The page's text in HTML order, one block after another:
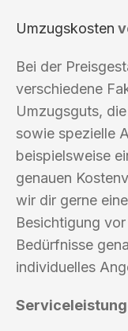
Umzugskosten
Bei der
verschiedene
Umzugsguts,
sowie spezielle
beispielsweise
genauen
wir dir gerne
Besichtigung
Bedürfnisse
individuelles